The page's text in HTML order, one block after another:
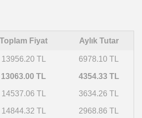
Toplam Fiyat Aylık Tutar
13956.20 TL 6978.10 TL
13063.00 TL 4354.33 TL
14537.06 TL 3634.26 TL
14844.32 TL 2968.86 TL